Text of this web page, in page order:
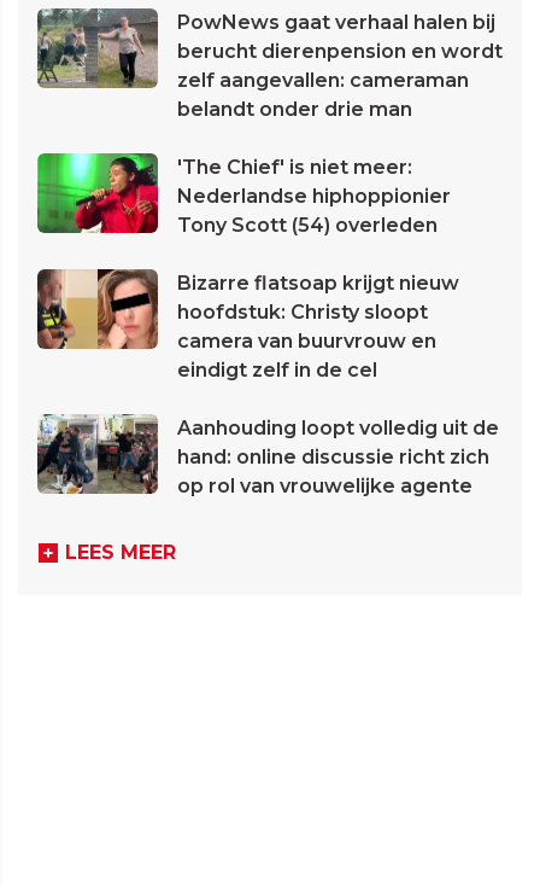
PowNews gaat verhaal halen bij
berucht dierenpension en wordt
zelf aangevallen: cameraman
belandt onder drie man
'The Chief' is niet meer:
Nederlandse hiphoppionier
Tony Scott (54) overleden
Bizarre flatsoap krijgt nieuw
hoofdstuk: Christy sloopt
camera van buurvrouw en
eindigt zelf in de cel
Aanhouding loopt volledig uit de
hand: online discussie richt zich
op rol van vrouwelijke agente
LEES MEER